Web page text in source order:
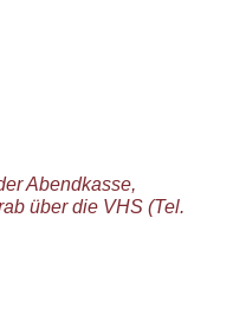
Abendkasse,
über die VHS (Tel.